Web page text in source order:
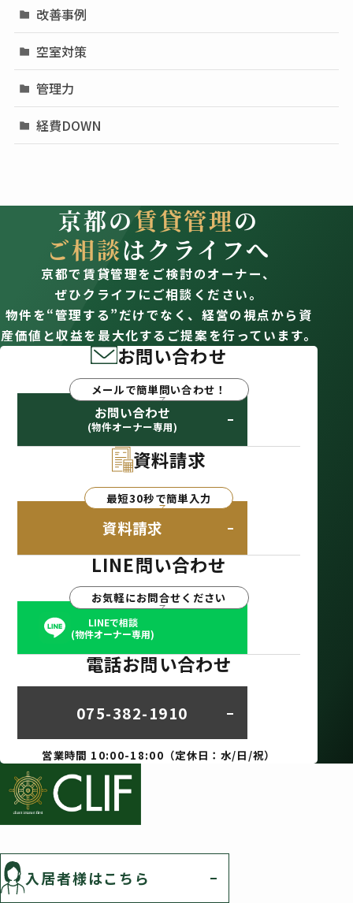
改善事例
空室対策
管理力
経費DOWN
京都の賃貸管理の
ご相談はクライフへ
京都で賃貸管理をご検討のオーナー、
ぜひクライフにご相談ください。
物件を“管理する”だけでなく、経営の視点から資
産価値と収益を最大化するご提案を行っています。
お問い合わせ
メールで簡単問い合わせ！
お問い合わせ
(物件オーナー専用)
資料請求
最短30秒で簡単入力
資料請求
LINE問い合わせ
お気軽にお問合せください
LINEで相談
(物件オーナー専用)
電話お問い合わせ
075-382-1910
営業時間 10:00-18:00（定休日：水/日/祝）
入居者様はこちら